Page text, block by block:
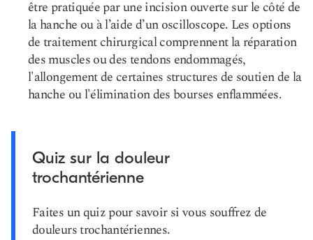
être pratiquée par une incision ouverte sur le côté de
la hanche ou à l’aide d’un oscilloscope. Les options
de traitement chirurgical comprennent la réparation
des muscles ou des tendons endommagés,
l'allongement de certaines structures de soutien de la
hanche ou l'élimination des bourses enflammées.
Quiz sur la douleur
trochantérienne
Faites un quiz pour savoir si vous souffrez de
douleurs trochantériennes.